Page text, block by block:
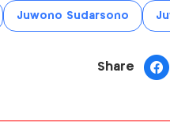
Juwono Sudarsono
Share